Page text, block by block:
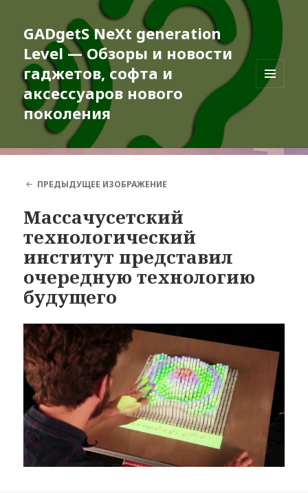
GADgetS NeXt generation
Level — Обзоры и новости
гаджетов, софта и
аксессуаров нового
поколения
МЕНЮ
ПРЕДЫДУЩЕЕ ИЗОБРАЖЕНИЕ
Массачусетский
технологический
институт представил
очередную технологию
будущего